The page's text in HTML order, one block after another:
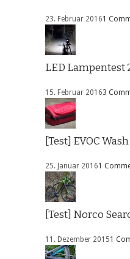
23. Februar 20161
LED Lampentest
15. Februar 20163
[Test] EVOC
25. Januar 20161
[Test] Norco
11. Dezember 20151